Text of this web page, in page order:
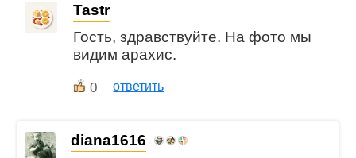
Tastr
Гость, здравствуйте. На фото мы
видим арахис.
0 ответить
diana1616